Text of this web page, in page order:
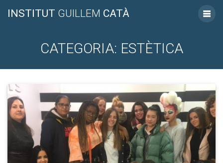
INSTITUT GUILLEM CATÀ
CATEGORIA: ESTÈTICA